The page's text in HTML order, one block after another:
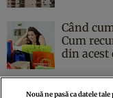
Când
Cum
din acest
Nouă ne pasă ca datele